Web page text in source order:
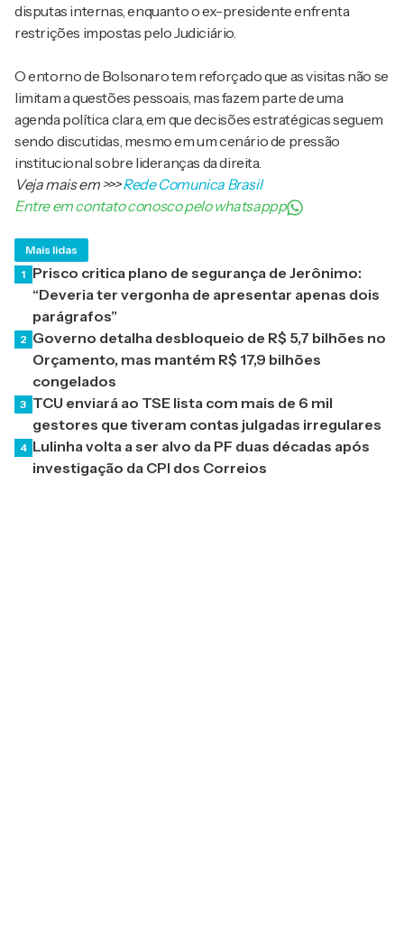
disputas internas, enquanto o ex-presidente enfrenta
restrições impostas pelo Judiciário.
O entorno de Bolsonaro tem reforçado que as visitas não se
limitam a questões pessoais, mas fazem parte de uma
agenda política clara, em que decisões estratégicas seguem
sendo discutidas, mesmo em um cenário de pressão
institucional sobre lideranças da direita.
Veja mais em>>>Rede Comunica Brasil
Entre em contato conosco pelo whatsappp
Mais lidas
1 Prisco critica plano de segurança de Jerônimo:
“Deveria ter vergonha de apresentar apenas dois
parágrafos”
2 Governo detalha desbloqueio de R$ 5,7 bilhões no
Orçamento, mas mantém R$ 17,9 bilhões
congelados
3 TCU enviará ao TSE lista com mais de 6 mil
gestores que tiveram contas julgadas irregulares
4 Lulinha volta a ser alvo da PF duas décadas após
investigação da CPI dos Correios